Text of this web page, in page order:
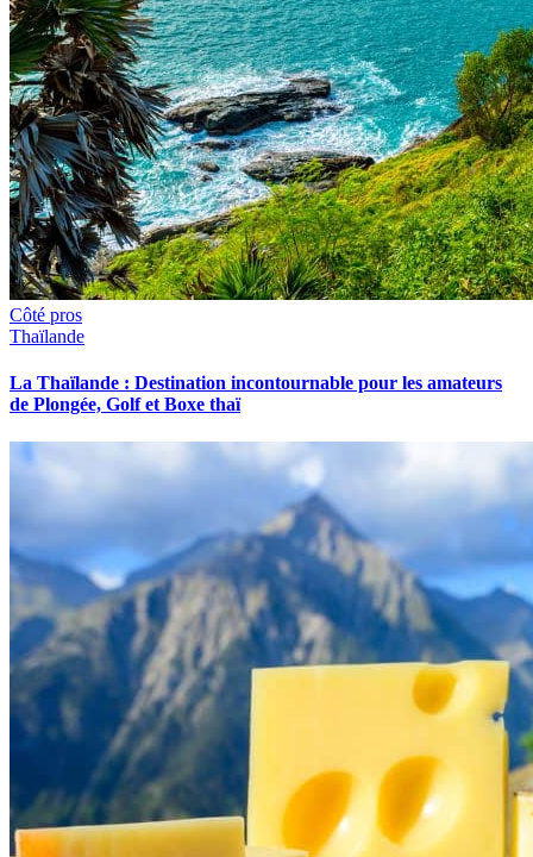
Côté pros
Thaïlande
La Thaïlande : Destination incontournable pour les amateurs
de Plongée, Golf et Boxe thaï